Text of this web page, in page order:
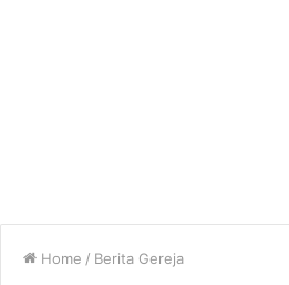
Home / Berita Gereja